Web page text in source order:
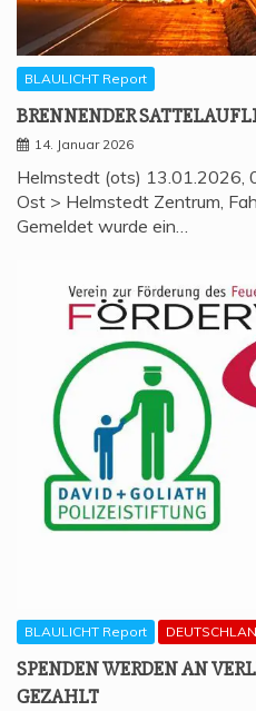
BLAULICHT Report
BREN­NEN­DER
14. Januar 2026
Helmstedt (ots) 13.01.2026,
Ost > Helmstedt Zentrum,
Gemeldet wurde ein…
BLAULICHT Report
SPEN­DEN WER­DEN AN
GEZAHLT